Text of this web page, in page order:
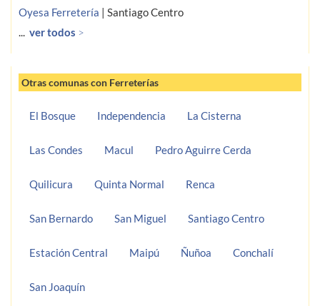
Oyesa Ferretería
Santiago Centro
... ver todos >
Otras comunas con Ferreterías
El Bosque Independencia La Cisterna
Las Condes Macul Pedro Aguirre Cerda
Quilicura Quinta Normal Renca
San Bernardo San Miguel Santiago Centro
Estación Central Maipú Ñuñoa Conchalí
San Joaquín